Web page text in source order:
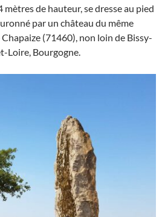
de hauteur, se dresse au pied
par un château du même
(71460), non loin de Bissy-
Loire, Bourgogne.